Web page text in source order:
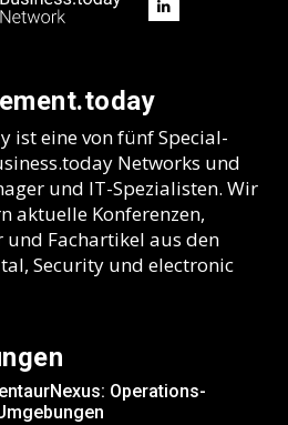
ist eine von fünf Special-
Networks und
und IT-Spezialisten. Wir
aktuelle Konferenzen,
Fachartikel aus den
Security und electronic
Operations-